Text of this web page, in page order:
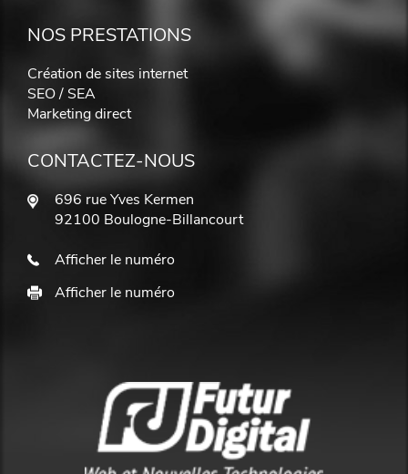
NOS PRESTATIONS
Création de sites internet
SEO / SEA
Marketing direct
CONTACTEZ-NOUS
696 rue Yves Kermen
92100 Boulogne-Billancourt
Afficher le numéro
Afficher le numéro